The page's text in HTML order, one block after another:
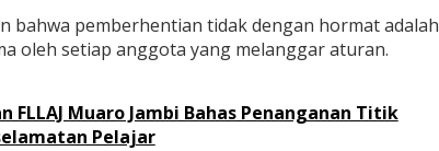
bahwa pemberhentian tidak dengan hormat adalah
oleh setiap anggota yang melanggar aturan.
FLLAJ Muaro Jambi Bahas Penanganan Titik
Pelajar